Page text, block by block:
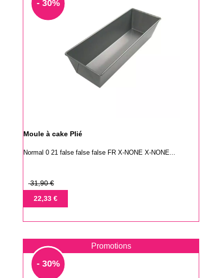
- 30%
Moule à cake Plié
Normal 0 21 false false false FR X-NONE X-NONE...
Prix
base
31,90 €
Prix22,33 €
Promotions
- 30%